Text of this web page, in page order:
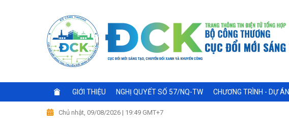
GIỚI THIỆU NGHỊ QUYẾT SỐ 57/NQ-TW CHƯƠNG TRÌNH - DỰ ÁN
Chủ nhật, 09/08/2026 | 19:49 GMT+7